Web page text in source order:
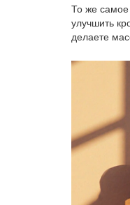
То же
улучшить
делаете